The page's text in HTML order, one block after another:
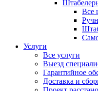
Все
Услуги
Все услуги
Выезд
Гарантийное
Доставка и